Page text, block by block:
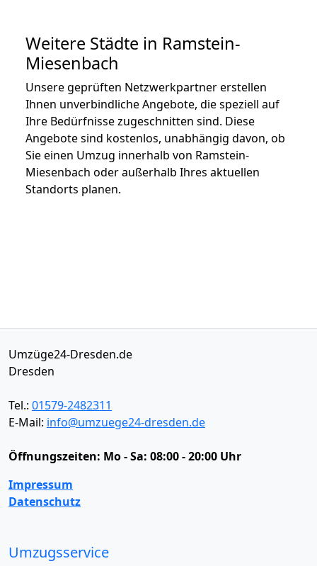
Weitere Städte in Ramstein-
Miesenbach
Unsere geprüften Netzwerkpartner erstellen
Ihnen unverbindliche Angebote, die speziell auf
Ihre Bedürfnisse zugeschnitten sind. Diese
Angebote sind kostenlos, unabhängig davon, ob
Sie einen Umzug innerhalb von Ramstein-
Miesenbach oder außerhalb Ihres aktuellen
Standorts planen.
Umzüge24-Dresden.de
Dresden
Tel.: 01579-2482311
E-Mail: info@umzuege24-dresden.de
Öffnungszeiten: Mo - Sa: 08:00 - 20:00 Uhr
Impressum
Datenschutz
Umzugsservice